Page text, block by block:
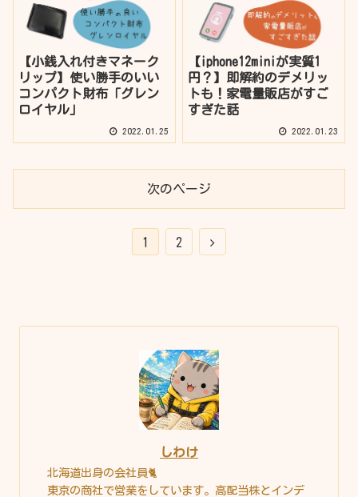
【小銭入れ付きマネーク
リップ】使い勝手のいい
コンパクト財布「グレン
ロイヤル」
2022.01.25
【iphone12miniが実質1
円？】即解約のデメリッ
トも！家電量販店がすご
すぎた話
2022.01.23
次のページ
1 2
しわけ
北海道出身の会社員🐈
東京の商社で営業をしています。高配当株とインデ